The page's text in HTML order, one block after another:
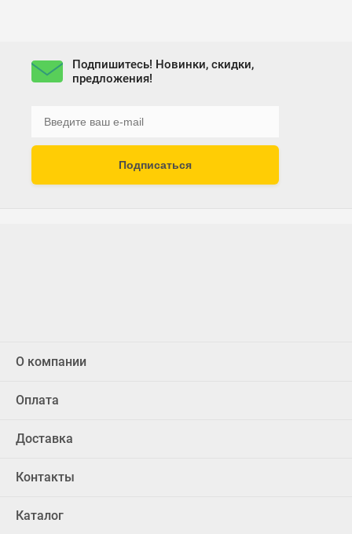
Подпишитесь! Новинки, скидки,
предложения!
Подписаться
О компании
Оплата
Доставка
Контакты
Каталог